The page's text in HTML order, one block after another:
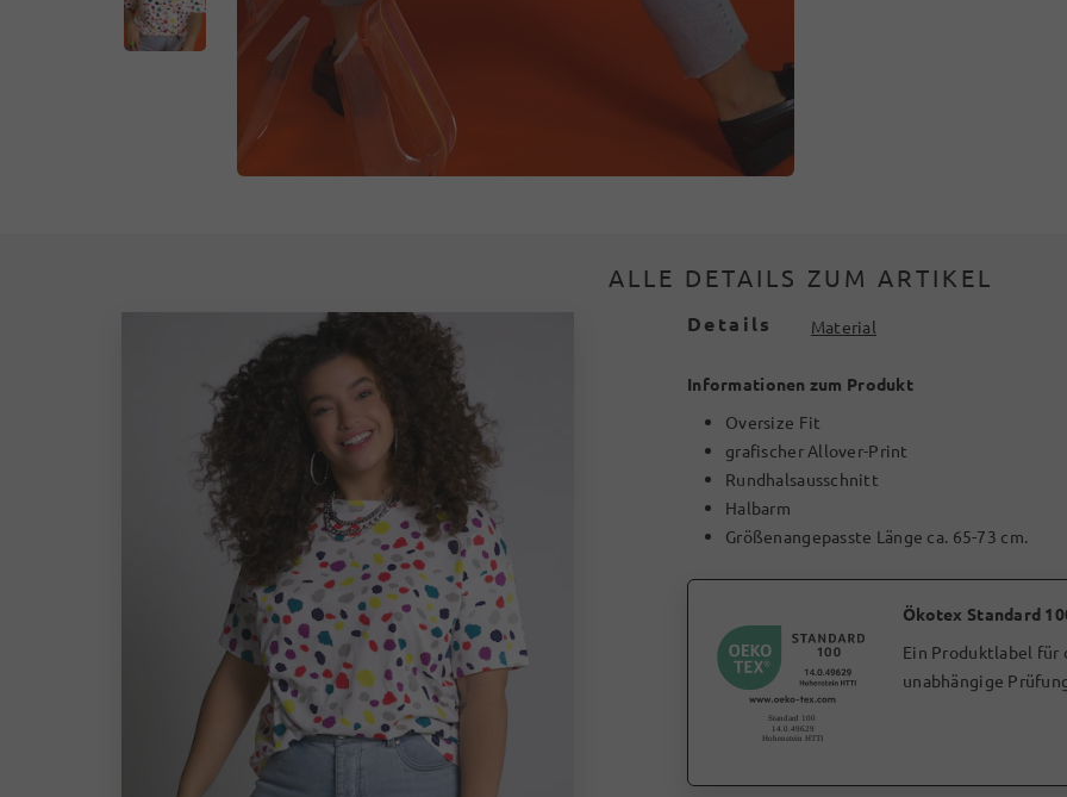
ALLE DETAILS ZUM ARTIKEL
Details Material
Informationen zum Produkt
Oversize Fit
grafischer Allover-Print
Rundhalsausschnitt
Halbarm
Größenangepasste Länge ca. 65-73 cm.
Ökotex Standard
Ein Produktlabel für
unabhängige